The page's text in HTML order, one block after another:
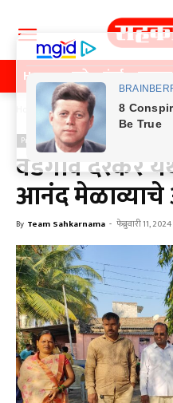
Home पुणे मुंबई महाराष्ट्र
Home Previos News
Previos News
वडगाव दरेकर
आनंद
By Team Sahkarnama - फेब्रुवारी 11, 2024